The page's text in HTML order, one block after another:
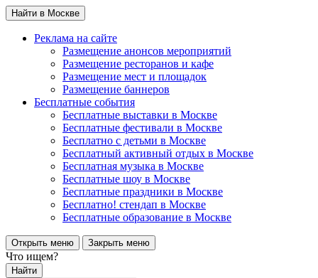
Найти в Москве
Реклама на сайте
Размещение анонсов мероприятий
Размещение ресторанов и кафе
Размещение мест и площадок
Размещение баннеров
Бесплатные события
Бесплатные выставки в Москве
Бесплатные фестивали в Москве
Бесплатно с детьми в Москве
Бесплатный активный отдых в Москве
Бесплатная музыка в Москве
Бесплатные шоу в Москве
Бесплатные праздники в Москве
Бесплатно! стендап в Москве
Бесплатные образование в Москве
Открыть меню Закрыть меню
Что ищем?
Найти